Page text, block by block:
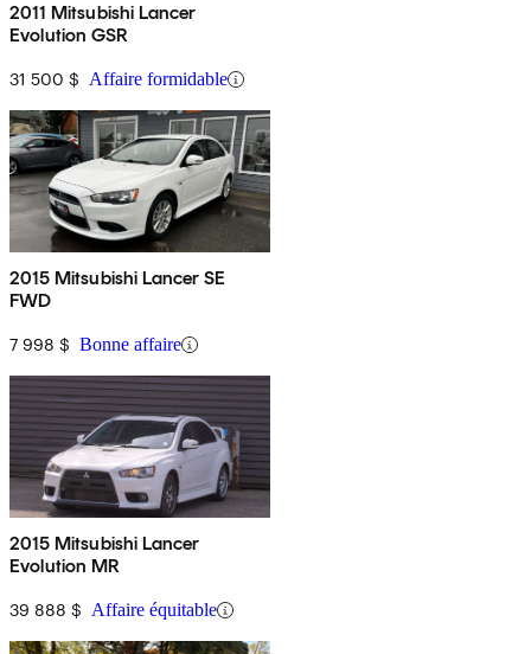
2011 Mitsubishi Lancer
Evolution GSR
31 500 $ Affaire formidable
2015 Mitsubishi Lancer SE
FWD
7 998 $ Bonne affaire
2015 Mitsubishi Lancer
Evolution MR
39 888 $ Affaire équitable